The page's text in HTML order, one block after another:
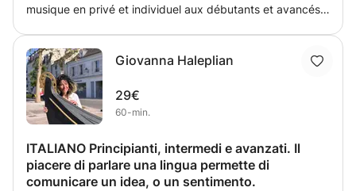
musique en privé et individuel aux débutants et avancés,
Accordéon aux touches piano, - Batterie, Percussion -
Flûte à bec, Chant Expérience d'enseignement adaptatif
depuis 2001, formation de l'oreille musicale,
développement du style et du rythme, technique
pour des résultats optimales.
Giovanna Haleplian
29€
60-min.
ITALIANO Principianti, intermedi e avanzati. Il
piacere di parlare una lingua permette di
comunicare un idea, o un sentimento.